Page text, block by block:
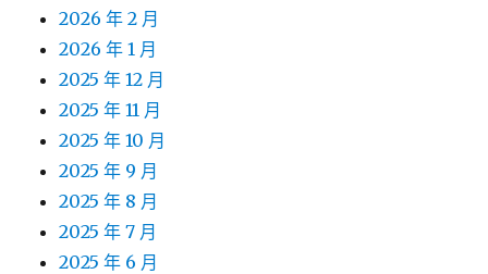
2026 年 2 月
2026 年 1 月
2025 年 12 月
2025 年 11 月
2025 年 10 月
2025 年 9 月
2025 年 8 月
2025 年 7 月
2025 年 6 月